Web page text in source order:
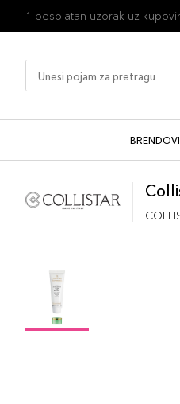
1 besplatan uzorak uz
BRENDOVI